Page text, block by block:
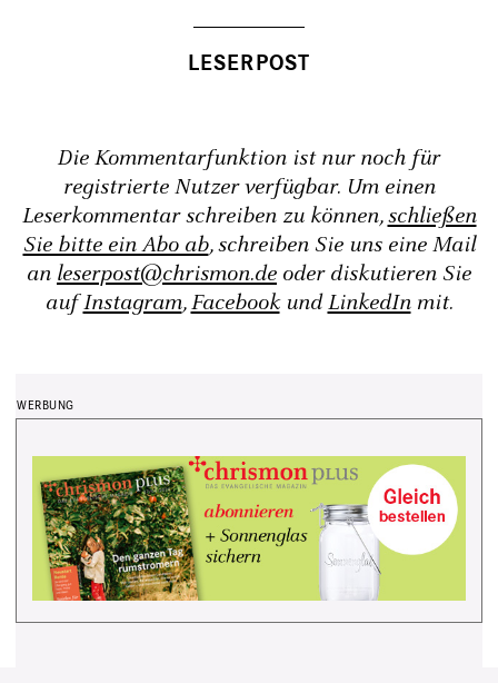
Die Kommentarfunktion ist nur noch für
registrierte Nutzer verfügbar. Um einen
Leserkommentar schreiben zu können,schließen
Sie bitte ein Abo ab, schreiben Sie uns eine Mail
an leserpost@chrismon.de oder diskutieren Sie
aufInstagram,FacebookundLinkedInmit.